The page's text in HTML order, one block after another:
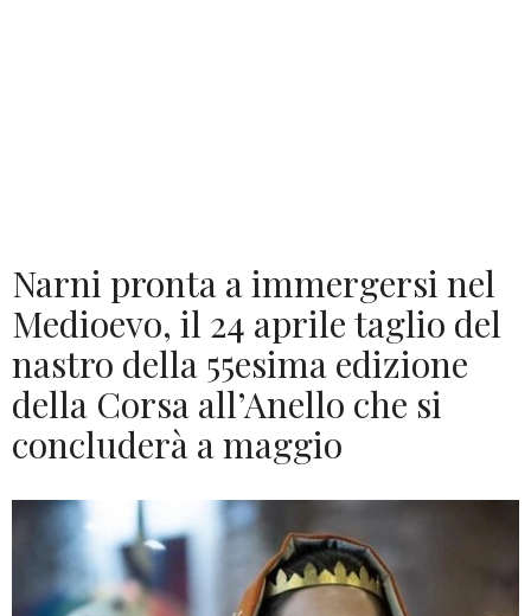
Narni pronta a immergersi nel
Medioevo, il 24 aprile taglio del
nastro della 55esima edizione
della Corsa all’Anello che si
concluderà a maggio